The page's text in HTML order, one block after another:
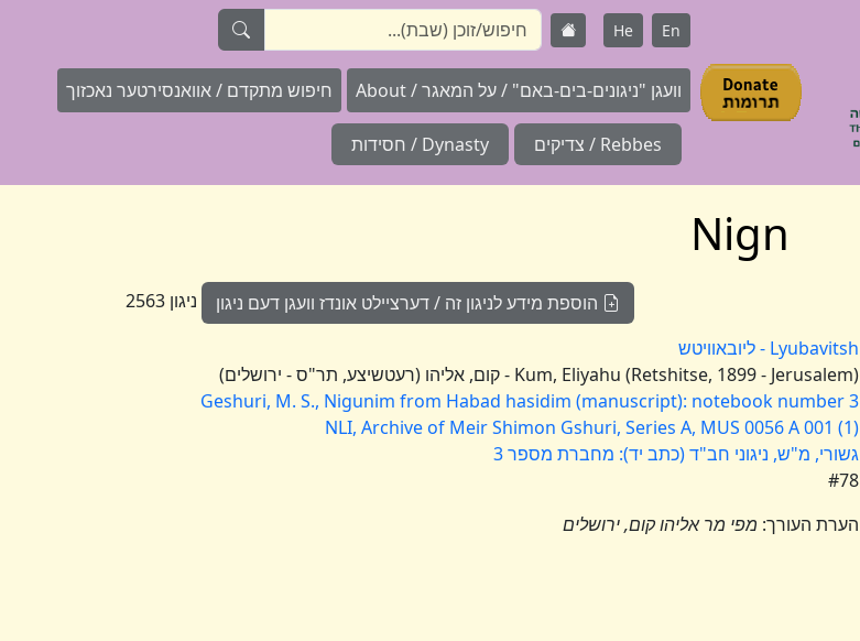
En
He
וועגן "ניגונים-בים-באם" / על המאגר / About חיפוש מתקדם / אוואנסירטער נאכזוך
Rebbes / צדיקים Dynasty / חסידות
Nign
הוספת מידע לניגון זה / דערציילט אונדז וועגן דעם ניגון ניגון 2563
Lyubavitsh - ליובאוויטש
Kum, Eliyahu (Retshitse, 1899 - Jerusalem) - קום, אליהו (רעטשיצע, תר"ס - ירושלים)
Geshuri, M. S., Nigunim from Habad hasidim (manuscript): notebook number 3
NLI, Archive of Meir Shimon Gshuri, Series A, MUS 0056 A 001 (1)
גשורי, מ"ש, ניגוני חב"ד (כתב יד): מחברת מספר 3
#78
הערת העורך: מפי מר אליהו קום, ירושלים